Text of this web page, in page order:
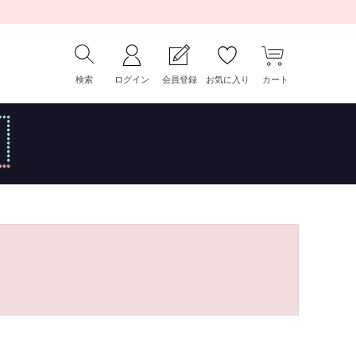
検索 ログイン 会員登録 お気に入り カート